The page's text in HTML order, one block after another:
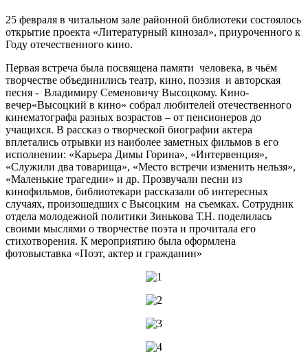
25 февраля в читальном зале районной библиотеки состоялось
открытие проекта «Литературный кинозал», приуроченного к
Году отечественного кино.
Первая встреча была посвящена памяти человека, в чьём
творчестве объединились театр, кино, поэзия и авторская
песня - Владимиру Семеновичу Высоцкому. Кино-
вечер«Высоцкий в кино» собрал любителей отечественного
кинематографа разных возрастов – от пенсионеров до
учащихся. В рассказ о творческой биографии актера
вплетались отрывки из наиболее заметных фильмов в его
исполнении: «Карьера Димы Горина», «Интервенция»,
«Служили два товарища», «Место встречи изменить нельзя»,
«Маленькие трагедии» и др. Прозвучали песни из
кинофильмов, библиотекари рассказали об интересных
случаях, произошедших с Высоцким на съемках. Сотрудник
отдела молодежной политики Зинькова Т.Н. поделилась
своими мыслями о творчестве поэта и прочитала его
стихотворения. К мероприятию была оформлена
фотовыставка «Поэт, актер и гражданин»